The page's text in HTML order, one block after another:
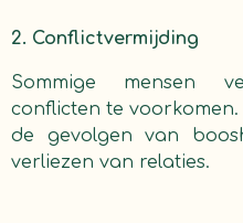
2. Conflictvermijding
Sommige mensen
conflicten te
de gevolgen van
verliezen van relaties.